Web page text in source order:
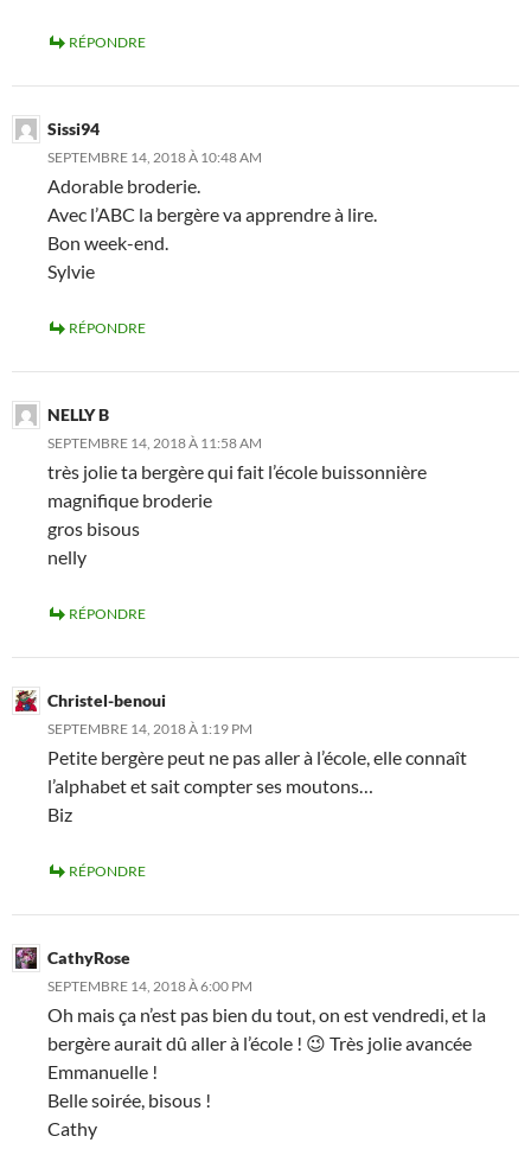
RÉPONDRE
Sissi94
SEPTEMBRE 14, 2018 À 10:48 AM
Adorable broderie.
Avec l’ABC la bergère va apprendre à lire.
Bon week-end.
Sylvie
RÉPONDRE
NELLY B
SEPTEMBRE 14, 2018 À 11:58 AM
très jolie ta bergère qui fait l’école buissonnière
magnifique broderie
gros bisous
nelly
RÉPONDRE
Christel-benoui
SEPTEMBRE 14, 2018 À 1:19 PM
Petite bergère peut ne pas aller à l’école, elle connaît
l’alphabet et sait compter ses moutons…
Biz
RÉPONDRE
CathyRose
SEPTEMBRE 14, 2018 À 6:00 PM
Oh mais ça n’est pas bien du tout, on est vendredi, et la
bergère aurait dû aller à l’école ! 😉 Très jolie avancée
Emmanuelle !
Belle soirée, bisous !
Cathy